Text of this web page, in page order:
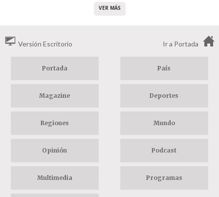
VER MÁS
Versión Escritorio Ir a Portada
Portada País
Magazine Deportes
Regiones Mundo
Opinión Podcast
Multimedia Programas